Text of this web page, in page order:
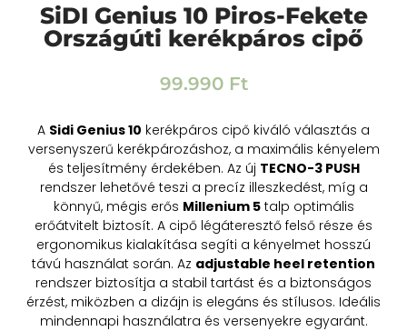
SiDI Genius 10 Piros-Fekete
Országúti kerékpáros cipő
99.990 Ft
A Sidi Genius 10 kerékpáros cipő kiváló választás a
versenyszerű kerékpározáshoz, a maximális kényelem
és teljesítmény érdekében. Az új TECNO-3 PUSH
rendszer lehetővé teszi a precíz illeszkedést, míg a
könnyű, mégis erős Millenium 5talp optimális
erőátvitelt biztosít. A cipő légáteresztő felső része és
ergonomikus kialakítása segíti a kényelmet hosszú
távú használat során. Az adjustable heel retention
rendszer biztosítja a stabil tartást és a biztonságos
érzést, miközben a dizájn is elegáns és stílusos. Ideális
mindennapi használatra és versenyekre egyaránt.